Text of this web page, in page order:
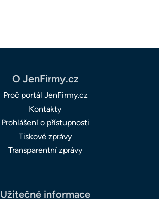
O JenFirmy.cz
Proč portál JenFirmy.cz
Kontakty
Prohlášení o přístupnosti
Tiskové zprávy
Transparentní zprávy
Užitečné informace